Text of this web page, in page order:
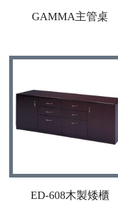
GAMMA主管桌
ED-608木製矮櫃